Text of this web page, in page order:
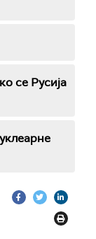
се Русија